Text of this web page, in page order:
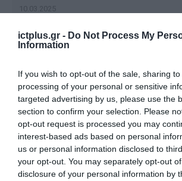
ictplus.gr - Do Not Process My
Information
If you wish to opt-out of the sale, sharing
processing of your personal or sensitive
targeted advertising by us, please use the
section to confirm your selection. Please
opt-out request is processed you may
interest-based ads based on personal
us or personal information disclosed to
your opt-out. You may separately opt-out
disclosure of your personal information by
αμερικανική εταιρεία
έχει προκαλέσει ενστάσεις από
Αρχή Ενέργειας (ΡΑΑΕΥ), η οποία
ανάκληση της προσφοράς
αξιολόγηση. […]